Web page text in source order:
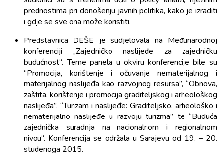
prednostima pri donošenju javnih politika, kako je izraditi
i gdje se sve ona može koristiti.
Predstavnica DEŠE je sudjelovala na Međunarodnoj
konferenciji „Zajedničko naslijeđe za zajedničku
budućnost“. Teme panela u okviru konferencije bile su
“Promocija, korištenje i očuvanje nematerijalnog i
materijalnog naslijeđa kao razvojnog resursa”, “Obnova,
zaštita, korištenje i promocija graditeljskog i arheološkog
naslijeđa”, “Turizam i naslijeđe: Graditeljsko, arheološko i
nematerijalno naslijeđe u razvoju turizma” te “Buduća
zajednička suradnja na nacionalnom i regionalnom
nivou“. Konferencija se održala u Sarajevu od 19. – 20.
studenoga 2015.